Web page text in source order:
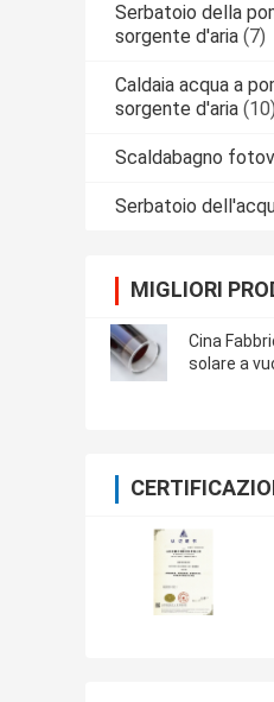
Serbatoio della
sorgente d'aria (7)
Caldaia acqua a
sorgente d'aria (10)
Scaldabagno
Serbatoio
MIGLIORI
Cina
solare a